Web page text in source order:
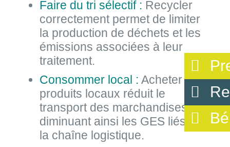
Faire du tri sélectif : Recycler
correctement permet de limiter
la production de déchets et les
émissions associées à leur
traitement.
Consommer local : Acheter des
produits locaux réduit le
transport des marchandises,
diminuant ainsi les GES liés à
la chaîne logistique.